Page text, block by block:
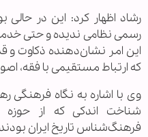
رشاد اظهار کرد: این در
رسمی نظامی ندیده و حتی
این امر نشان‌دهنده ذکاوت و
که ارتباط مستقیمی با فقه،
وی با اشاره به نگاه فرهنگی
شناخت اندکی که از حوزه
فرهنگ‌شناس تاریخ ایران